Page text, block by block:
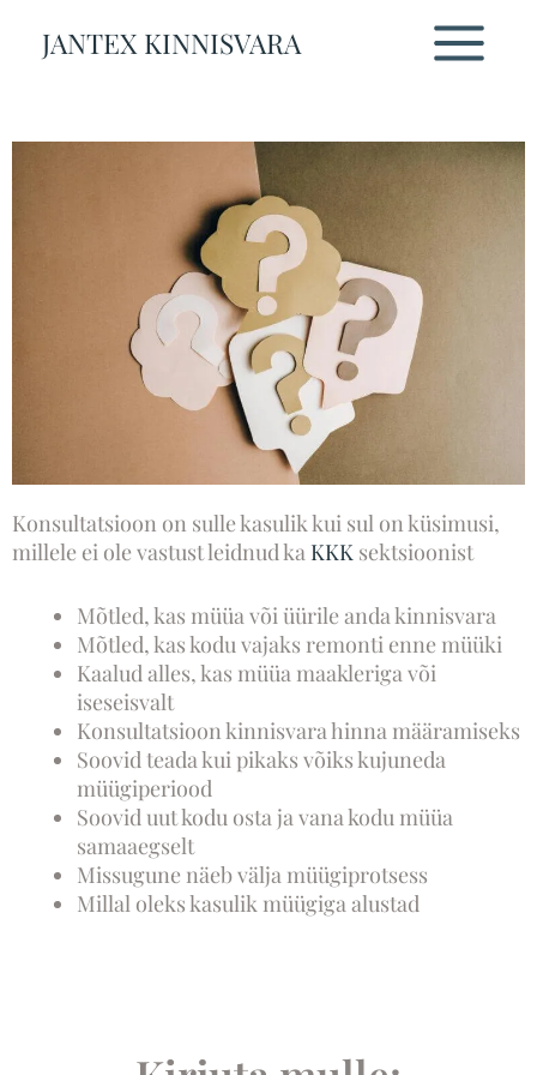
JANTEX KINNISVARA
Konsultatsioon
Konsultatsioon on sulle kasulik kui sul on küsimusi,
millele ei ole vastust leidnud ka KKK sektsioonist
Mõtled, kas müüa või üürile anda kinnisvara
Mõtled, kas kodu vajaks remonti enne müüki
Kaalud alles, kas müüa maakleriga või
iseseisvalt
Konsultatsioon kinnisvara hinna määramiseks
Soovid teada kui pikaks võiks kujuneda
müügiperiood
Soovid uut kodu osta ja vana kodu müüa
samaaegselt
Missugune näeb välja müügiprotsess
Millal oleks kasulik müügiga alustad